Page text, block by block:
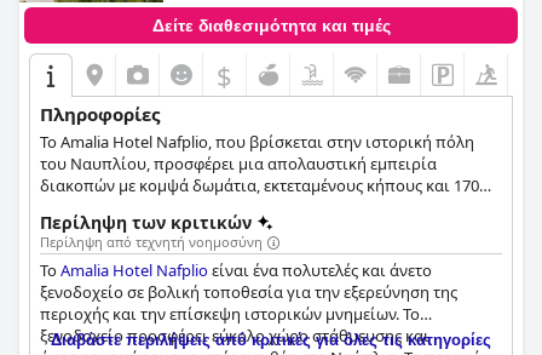
Δείτε διαθεσιμότητα και τιμές
$
Πληροφορίες
Το Amalia Hotel Nafplio, που βρίσκεται στην ιστορική πόλη
του Ναυπλίου, προσφέρει μια απολαυστική εμπειρία
διακοπών με κομψά δωμάτια, εκτεταμένους κήπους και 170
επισκέπτες μπορούν να απολαύσουν μια σειρά από
εγκαταστάσεις, όπως μεγάλη πισίνα, γυμναστήριο, γήπεδο
τένις, εστιατόριο, lounge bar και μαρμάρινο λόμπι. Με
τέσσερις τύπους δωματίων που προσφέρουν θέα στον κήπο
και βασικές ανέσεις, το ξενοδοχείο προσφέρει επίσης εκλεκτή
ελληνική και μεσογειακή κουζίνα, ένα καφέ δίπλα στην
Περίληψη των κριτικών
Περίληψη από τεχνητή νοημοσύνη
ΤοAmalia Hotel Nafplioείναι ένα πολυτελές και άνετο
ξενοδοχείο σε βολική τοποθεσία για την εξερεύνηση της
περιοχής και την επίσκεψη ιστορικών μνημείων. Το
ξενοδοχείο προσφέρει εύκολο χώρο στάθμευσης και
Διαβάστε περιλήψεις από κριτικές για όλες τις κατηγορίες